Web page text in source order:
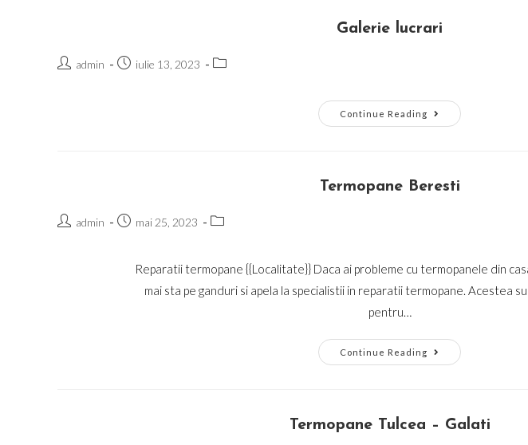
Galerie lucrari
Postadmin
Postiulie 13, 2023
Post
Continue Reading
Galerie
Lucrari
Termopane Beresti
Postadmin
Postmai 25, 2023
Post
Reparatii termopane {{Localitate}} Daca ai probleme cu termopanele din
mai sta pe ganduri si apela la specialistii in reparatii termopane. Acestea
pentru…
Continue Reading
Termopane
Beresti
Termopane Tulcea – Galati